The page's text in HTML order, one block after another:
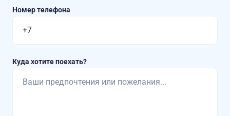
Номер телефона
Куда хотите поехать?